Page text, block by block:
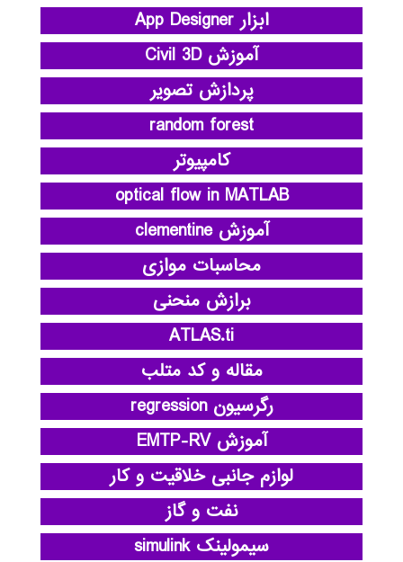
ابزار App Designer
آموزش Civil 3D
پردازش تصویر
random forest
کامپیوتر
optical flow in MATLAB
آموزش clementine
محاسبات موازی
برازش منحنی
ATLAS.ti
مقاله و کد متلب
رگرسیون regression
آموزش EMTP-RV
لوازم جانبی خلاقیت و کار
نفت و گاز
سیمولینک simulink